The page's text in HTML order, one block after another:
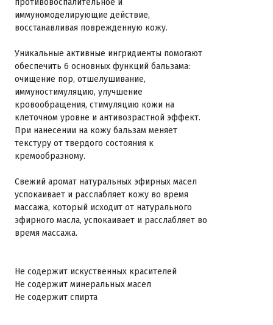
противовоспалительное и
иммуномоделирующие действие,
восстанавливая поврежденную кожу.
Уникальные активные ингридиенты помогают
обеспечить 6 основных функций бальзама:
очищение пор, отшелушивание,
иммуностимуляцию, улучшение
кровообращения, стимуляцию кожи на
клеточном уровне и антивозрастной эффект.
При нанесении на кожу бальзам меняет
текстуру от твердого состояния к
кремообразному.
Свежий аромат натуральных эфирных масел
успокаивает и расслабляет кожу во время
массажа, который исходит от натурального
эфирного масла, успокаивает и расслабляет во
время массажа.
Не содержит искуственных красителей
Не содержит минеральных масел
Не содержит спирта